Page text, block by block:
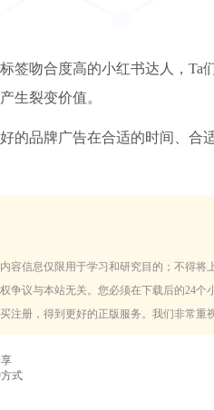
吻合度高的小红书达人，Ta
生裂变价值。
品牌广告在合适的时间、合
容信息仅限用于学习和研究目的；不得
争议与本站无关。您必须在下载后的24
注册，得到更好的正版服务。我们非常重
式